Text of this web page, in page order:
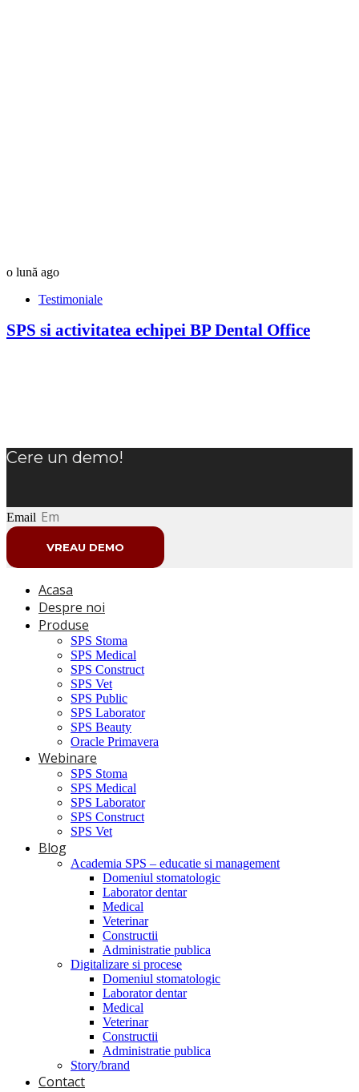
o lună ago
Testimoniale
SPS si activitatea echipei BP Dental Office
Cere un demo!
Email
VREAU DEMO
Acasa
Despre noi
Produse
SPS Stoma
SPS Medical
SPS Construct
SPS Vet
SPS Public
SPS Laborator
SPS Beauty
Oracle Primavera
Webinare
SPS Stoma
SPS Medical
SPS Laborator
SPS Construct
SPS Vet
Blog
Academia SPS – educatie si management
Domeniul stomatologic
Laborator dentar
Medical
Veterinar
Constructii
Administratie publica
Digitalizare si procese
Domeniul stomatologic
Laborator dentar
Medical
Veterinar
Constructii
Administratie publica
Story/brand
Contact